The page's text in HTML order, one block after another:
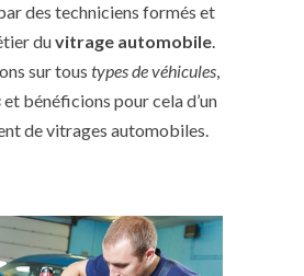
des techniciens formés et
duvitrage automobile
sur tous types de véhicules
et bénéficions pour cela d’un
de vitrages automobiles.